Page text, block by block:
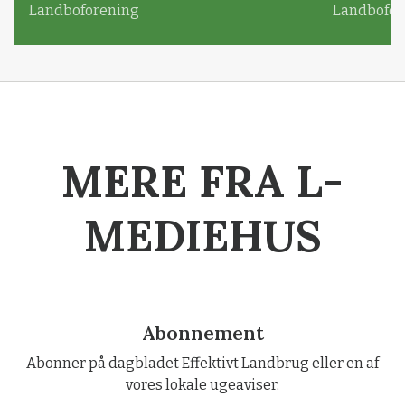
Landboforening
MERE FRA L-
MEDIEHUS
Abonnement
Abonner på dagbladet Effektivt Landbrug eller en af
vores lokale ugeaviser.